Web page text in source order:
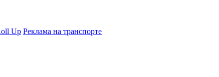
Up Реклама на транспорте